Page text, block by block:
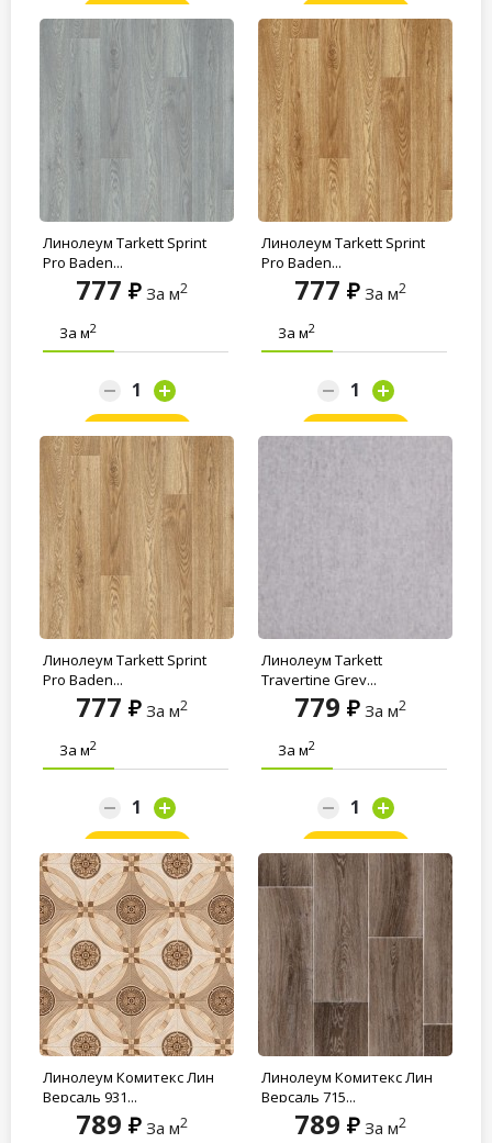
Линолеум Tarkett Sprint
Pro Baden...
777 За м2
За м2
Линолеум Tarkett Sprint
Pro Baden...
777 За м2
За м2
Линолеум Tarkett Sprint
Pro Baden...
777 За м2
За м2
Линолеум Tarkett
Travertine Grey...
779 За м2
За м2
Линолеум Комитекс Лин
Версаль 931...
789 За м2
Линолеум Комитекс Лин
Версаль 715...
789 За м2